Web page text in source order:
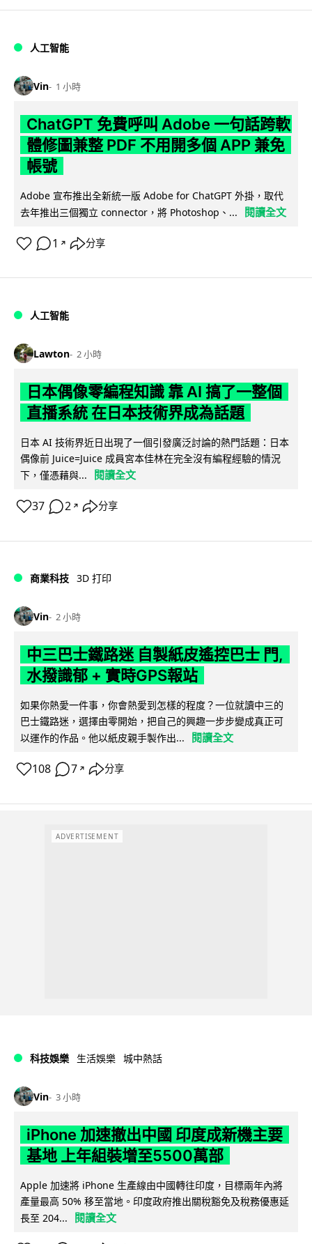
人工智能
Vin 1 小時
ChatGPT 免費呼叫 Adobe 一句話跨軟
體修圖兼整 PDF 不用開多個 APP 兼免
帳號
Adobe 宣布推出全新統一版 Adobe for ChatGPT 外掛，取代
去年推出三個獨立 connector，將 Photoshop、...
閱讀全文
1 ↗ 分享
人工智能
Lawton 2 小時
日本偶像零編程知識 靠 AI 搞了一整個
直播系統 在日本技術界成為話題
日本 AI 技術界近日出現了一個引發廣泛討論的熱門話題：日本
偶像前 Juice=Juice 成員宮本佳林在完全沒有編程經驗的情況
下，僅憑藉與...
閱讀全文
37 2 ↗ 分享
商業科技 3D 打印
Vin 2 小時
中三巴士鐵路迷 自製紙皮遙控巴士 門,
水撥識郁 + 實時GPS報站
如果你熱愛一件事，你會熱愛到怎樣的程度？一位就讀中三的
巴士鐵路迷，選擇由零開始，把自己的興趣一步步變成真正可
以運作的作品。他以紙皮親手製作出...
閱讀全文
108 7 ↗ 分享
ADVERTISEMENT
科技娛樂 生活娛樂 城中熱話
Vin 3 小時
iPhone 加速撤出中國 印度成新機主要
基地 上年組裝增至5500萬部
Apple 加速將 iPhone 生產線由中國轉往印度，目標兩年內將
產量最高 50% 移至當地。印度政府推出關稅豁免及稅務優惠延
長至 204...
閱讀全文